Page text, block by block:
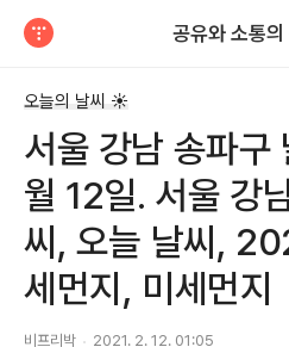
공유와 소통
오늘의 날씨 ☀
서울 강남 송파
월 12일. 서울 강
씨, 오늘 날씨,
세먼지, 미세먼지
비프리박 2021. 2. 12. 01:05